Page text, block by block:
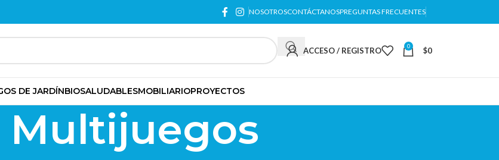
NOSOTROSCONTÁCTANOSPREGUNTAS FRECUENTES
ACCESO / REGISTRO 0 $0
DE JARDÍNBIOSALUDABLESMOBILIARIOPROYECTOS
Multijuegos